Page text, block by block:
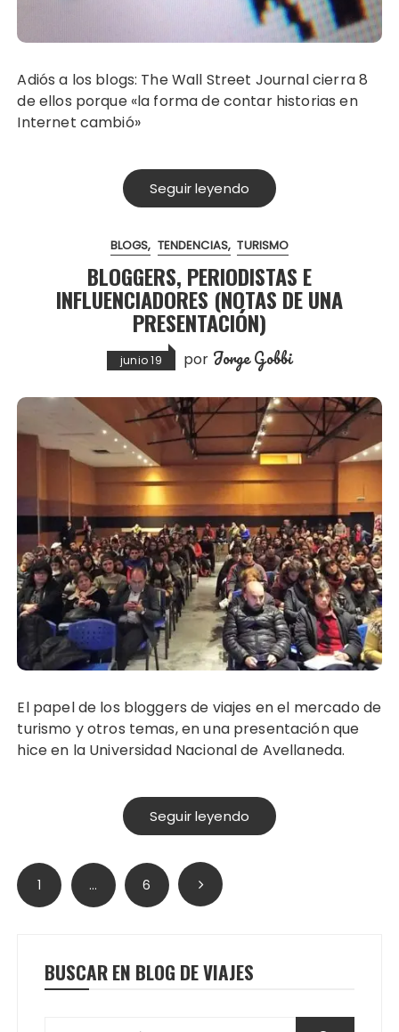
Adiós a los blogs: The Wall Street Journal cierra 8
de ellos porque «la forma de contar historias en
Internet cambió»
Seguir leyendo
BLOGS TENDENCIAS TURISMO
BLOGGERS, PERIODISTAS E
INFLUENCIADORES (NOTAS DE UNA
PRESENTACIÓN)
junio 19 por Jorge Gobbi
El papel de los bloggers de viajes en el mercado de
turismo y otros temas, en una presentación que
hice en la Universidad Nacional de Avellaneda.
Seguir leyendo
Paginación
de1 … 6
BUSCAR EN BLOG DE VIAJES